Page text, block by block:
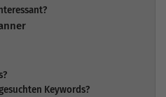
Keywords?